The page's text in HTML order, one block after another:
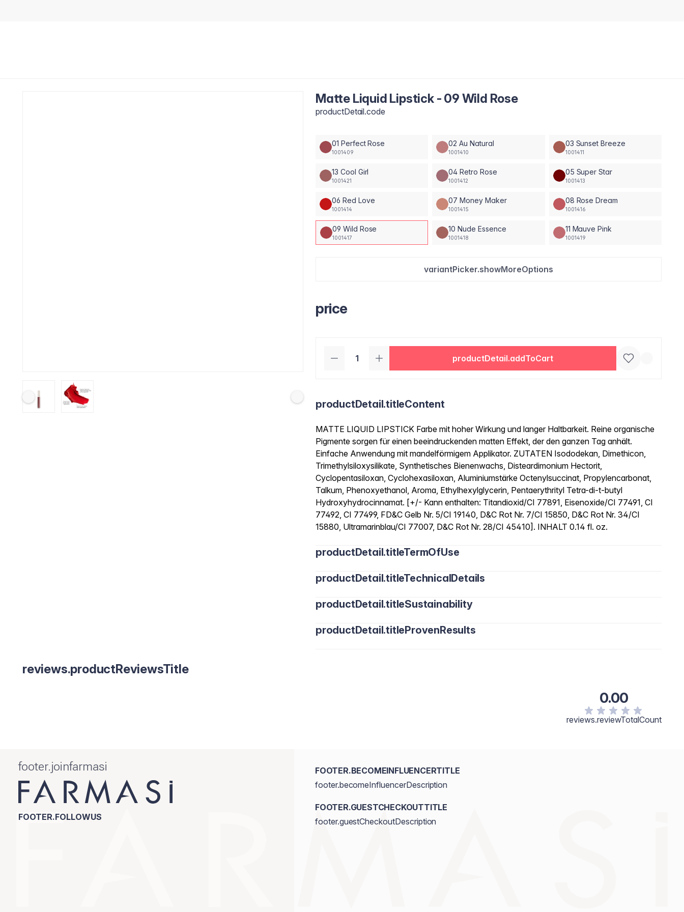
Matte Liquid Lipstick - 09 Wild Rose
productDetail.code
01 Perfect Rose
1001409
02 Au Natural
1001410
03 Sunset Breeze
1001411
13 Cool Girl
1001421
04 Retro Rose
1001412
05 Super Star
1001413
06 Red Love
1001414
07 Money Maker
1001415
08 Rose Dream
1001416
09 Wild Rose
1001417
10 Nude Essence
1001418
11 Mauve Pink
1001419
variantPicker.showMoreOptions
price
productDetail.addToCart
productDetail.titleContent
MATTE LIQUID LIPSTICK Farbe mit hoher Wirkung und langer Haltbarkeit. Reine organische
Pigmente sorgen für einen beeindruckenden matten Effekt, der den ganzen Tag anhält.
Einfache Anwendung mit mandelförmigem Applikator. ZUTATEN Isododekan, Dimethicon,
Trimethylsiloxysilikate, Synthetisches Bienenwachs, Disteardimonium Hectorit,
Cyclopentasiloxan, Cyclohexasiloxan, Aluminiumstärke Octenylsuccinat, Propylencarbonat,
Talkum, Phenoxyethanol, Aroma, Ethylhexylglycerin, Pentaerythrityl Tetra-di-t-butyl
Hydroxyhydrocinnamat. [+/- Kann enthalten: Titandioxid/CI 77891, Eisenoxide/CI 77491, CI
77492, CI 77499, FD&C Gelb Nr. 5/CI 19140, D&C Rot Nr. 7/CI 15850, D&C Rot Nr. 34/CI
15880, Ultramarinblau/CI 77007, D&C Rot Nr. 28/CI 45410]. INHALT 0.14 fl. oz.
productDetail.titleTermOfUse
productDetail.titleTechnicalDetails
productDetail.titleSustainability
productDetail.titleProvenResults
reviews.productReviewsTitle
0.00
reviews.reviewTotalCount
footer.joinfarmasi
FOOTER.FOLLOWUS
FOOTER.BECOMEINFLUENCERTITLE
footer.becomeInfluencerDescription
FOOTER.GUESTCHECKOUTTITLE
footer.guestCheckoutDescription